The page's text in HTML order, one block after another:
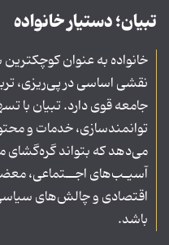
تبیان؛ دستیار خانواده
خانواده به عنوان
نقشی اساسی در پی‌ریزی،
جامعه قوی دارد. تبیان با
توانمندسازی، خدمات و
می‌دهد که بتواند
آسیـب‌های اجــتماعی،
اقتصادی و چالش‌های
باشد.